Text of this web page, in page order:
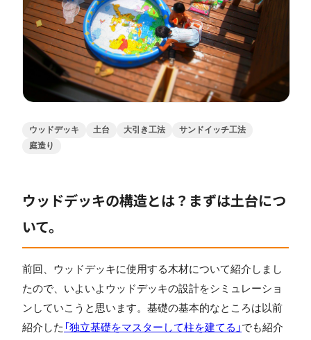
ウッドデッキ 土台 大引き工法
サンドイッチ工法
庭造り
ウッドデッキの構造とは？まずは土台につ
いて。
前回、ウッドデッキに使用する木材について紹介しまし
たので、いよいよウッドデッキの設計をシミュレーショ
ンしていこうと思います。基礎の基本的なところは以前
紹介した 「独立基礎をマスターして柱を建てる」でも紹介